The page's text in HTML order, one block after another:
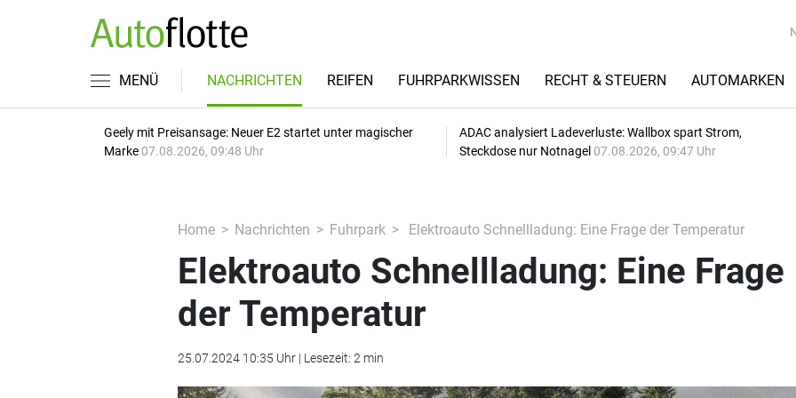
MENÜ NACHRICHTEN REIFEN FUHRPARKWISSEN RECHT & STEUERN AUTOMARKEN
Geely mit Preisansage: Neuer E2 startet unter magischer
Marke 07.08.2026, 09:48 Uhr
ADAC analysiert Ladeverluste: Wallbox spart Strom,
Steckdose nur Notnagel 07.08.2026, 09:47 Uhr
Home Nachrichten Fuhrpark Elektroauto Schnellladung: Eine Frage der Temperatur
Elektroauto Schnellladung: Eine Frage
der Temperatur
25.07.2024 10:35 Uhr | Lesezeit: 2 min